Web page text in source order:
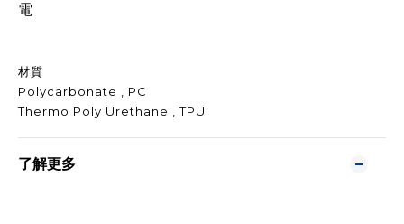
電
材質
Polycarbonate , PC
Thermo Poly Urethane , TPU
了解更多